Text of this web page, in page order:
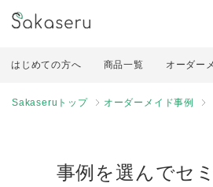
はじめての方へ 商品一覧 オーダー
Sakaseruトップ オーダーメイド事例
事例を選んでセ